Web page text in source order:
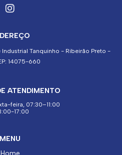
Industrial Tanquinho - Ribeirão Preto -
14075-660
ATENDIMENTO
feira, 07:30–11:00
17:00
MENU